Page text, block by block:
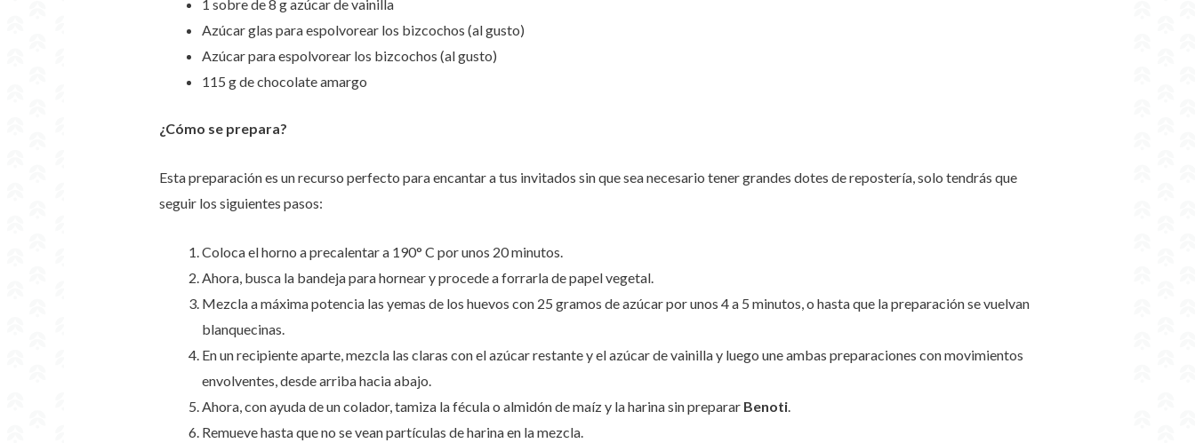
1 sobre de 8 g azúcar de vainilla
Azúcar glas para espolvorear los bizcochos (al gusto)
Azúcar para espolvorear los bizcochos (al gusto)
115 g de chocolate amargo
¿Cómo se prepara?
Esta preparación es un recurso perfecto para encantar a tus invitados sin que sea necesario tener grandes dotes de repostería, solo tendrás que
seguir los siguientes pasos:
Coloca el horno a precalentar a 190° C por unos 20 minutos.
Ahora, busca la bandeja para hornear y procede a forrarla de papel vegetal.
Mezcla a máxima potencia las yemas de los huevos con 25 gramos de azúcar por unos 4 a 5 minutos, o hasta que la preparación se vuelvan
blanquecinas.
En un recipiente aparte, mezcla las claras con el azúcar restante y el azúcar de vainilla y luego une ambas preparaciones con movimientos
envolventes, desde arriba hacia abajo.
Ahora, con ayuda de un colador, tamiza la fécula o almidón de maíz y laharina sin preparar Benoti.
Remueve hasta que no se vean partículas de harina en la mezcla.